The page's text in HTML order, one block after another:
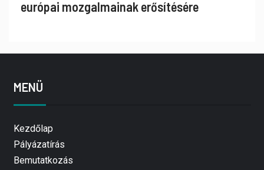
európai mozgalmainak erősítésére
MENÜ
Kezdőlap
Pályázatírás
Bemutatkozás